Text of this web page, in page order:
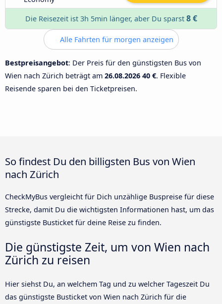
Die Reisezeit ist 3h 5min länger, aber Du sparst 8 €
Alle Fahrten für morgen anzeigen
Bestpreisangebot: Der Preis für den günstigsten Bus von
Wien nach Zürich beträgt am 26.08.2026 40 €. Flexible
Reisende sparen bei den Ticketpreisen.
So findest Du den billigsten Bus von Wien
nach Zürich
CheckMyBus vergleicht für Dich unzählige Buspreise für diese
Strecke, damit Du die wichtigsten Informationen hast, um das
günstigste Busticket für deine Reise zu finden.
Die günstigste Zeit, um von Wien nach
Zürich zu reisen
Hier siehst Du, an welchem Tag und zu welcher Tageszeit Du
das günstigste Busticket von Wien nach Zürich für die